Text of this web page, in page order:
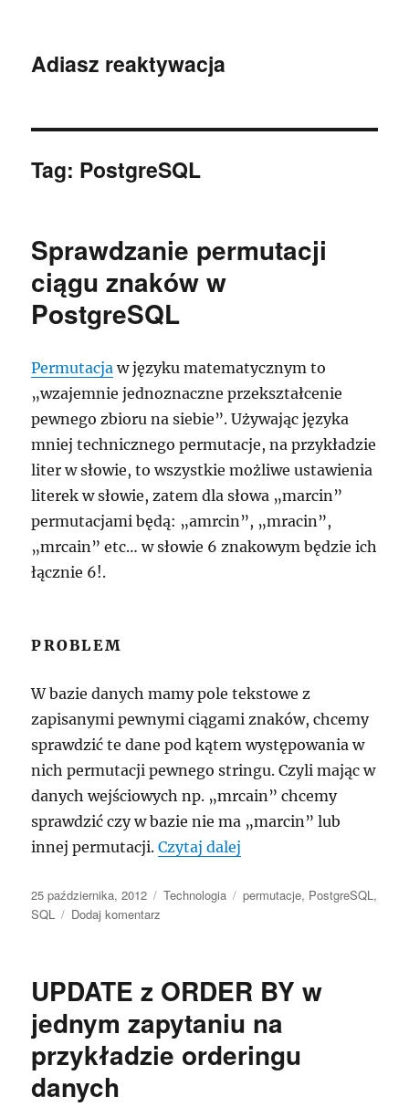
Adiasz reaktywacja
Tag: PostgreSQL
Sprawdzanie permutacji
ciągu znaków w
PostgreSQL
Permutacja w języku matematycznym to
„wzajemnie jednoznaczne przekształcenie
pewnego zbioru na siebie”. Używając języka
mniej technicznego permutacje, na przykładzie
liter w słowie, to wszystkie możliwe ustawienia
literek w słowie, zatem dla słowa „marcin”
permutacjami będą: „amrcin”, „mracin”,
„mrcain” etc… w słowie 6 znakowym będzie ich
łącznie 6!.
PROBLEM
W bazie danych mamy pole tekstowe z
zapisanymi pewnymi ciągami znaków, chcemy
sprawdzić te dane pod kątem występowania w
nich permutacji pewnego stringu. Czyli mając w
danych wejściowych np. „mrcain” chcemy
sprawdzić czy w bazie nie ma „marcin” lub
innej permutacji.Czytaj dalej
Data
publikacji
25 października, 2012 Kategorie
Technologia Tagi
permutacje, PostgreSQL,
SQL
Dodaj komentarz
znaków
PostgreSQL
UPDATE z ORDER BY w
jednym zapytaniu na
przykładzie orderingu
danych